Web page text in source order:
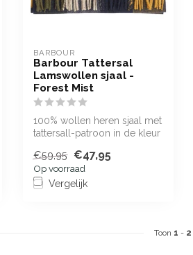
BARBOUR
Barbour Tattersal
Lamswollen sjaal -
Forest Mist
100% wollen heren sjaal met
tattersall-patroon in de kleur
€59,95 €47,95
Op voorraad
Vergelijk
Toon 1 - 2